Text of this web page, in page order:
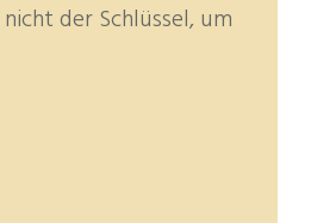
der Schlüssel, um